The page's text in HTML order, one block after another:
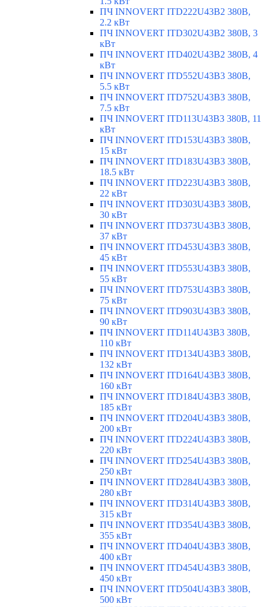
ПЧ INNOVERT ITD222U43B2 380В,
2.2 кВт
ПЧ INNOVERT ITD302U43B2 380В, 3
кВт
ПЧ INNOVERT ITD402U43B2 380В, 4
кВт
ПЧ INNOVERT ITD552U43B3 380В,
5.5 кВт
ПЧ INNOVERT ITD752U43B3 380В,
7.5 кВт
ПЧ INNOVERT ITD113U43B3 380В, 11
кВт
ПЧ INNOVERT ITD153U43B3 380В,
15 кВт
ПЧ INNOVERT ITD183U43B3 380В,
18.5 кВт
ПЧ INNOVERT ITD223U43B3 380В,
22 кВт
ПЧ INNOVERT ITD303U43B3 380В,
30 кВт
ПЧ INNOVERT ITD373U43B3 380В,
37 кВт
ПЧ INNOVERT ITD453U43B3 380В,
45 кВт
ПЧ INNOVERT ITD553U43B3 380В,
55 кВт
ПЧ INNOVERT ITD753U43B3 380В,
75 кВт
ПЧ INNOVERT ITD903U43B3 380В,
90 кВт
ПЧ INNOVERT ITD114U43B3 380В,
110 кВт
ПЧ INNOVERT ITD134U43B3 380В,
132 кВт
ПЧ INNOVERT ITD164U43B3 380В,
160 кВт
ПЧ INNOVERT ITD184U43B3 380В,
185 кВт
ПЧ INNOVERT ITD204U43B3 380В,
200 кВт
ПЧ INNOVERT ITD224U43B3 380В,
220 кВт
ПЧ INNOVERT ITD254U43B3 380В,
250 кВт
ПЧ INNOVERT ITD284U43B3 380В,
280 кВт
ПЧ INNOVERT ITD314U43B3 380В,
315 кВт
ПЧ INNOVERT ITD354U43B3 380В,
355 кВт
ПЧ INNOVERT ITD404U43B3 380В,
400 кВт
ПЧ INNOVERT ITD454U43B3 380В,
450 кВт
ПЧ INNOVERT ITD504U43B3 380В,
500 кВт